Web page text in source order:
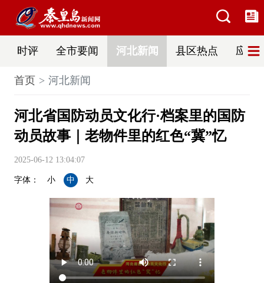
时评 全市要闻 河北新闻 县区热点 应急
首页 河北新闻
河北省国防动员文化行·档案里的国防
动员故事｜老物件里的红色“冀”忆
2025-06-12 13:04:07
字体： 小 中 大